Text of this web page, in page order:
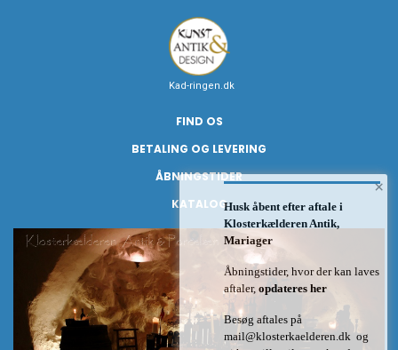
Kad-ringen.dk
FIND OS
BETALING OG LEVERING
ÅBNINGSTIDER
KATALOG
×
Husk åbent efter aftale i
Klosterkælderen Antik,
Mariager
Åbningstider, hvor der kan laves
aftaler, opdateres her
Besøg aftales på
mail@klosterkaelderen.dk og